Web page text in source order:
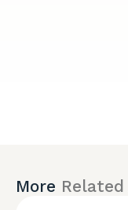
More Related